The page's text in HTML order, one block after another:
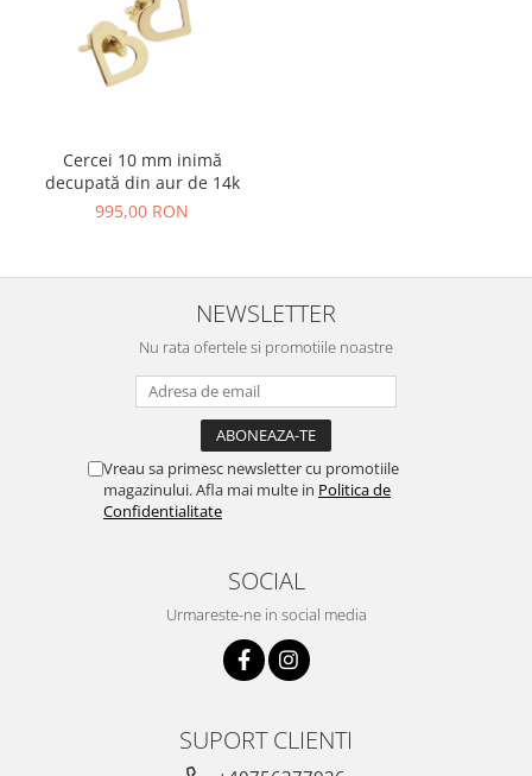
Cercei 10 mm inimă
decupată din aur de 14k
995,00 RON
NEWSLETTER
Nu rata ofertele si promotiile noastre
Vreau sa primesc newsletter cu promotiile
magazinului. Afla mai multe in Politica de
Confidentialitate
SOCIAL
Urmareste-ne in social media
SUPORT CLIENTI